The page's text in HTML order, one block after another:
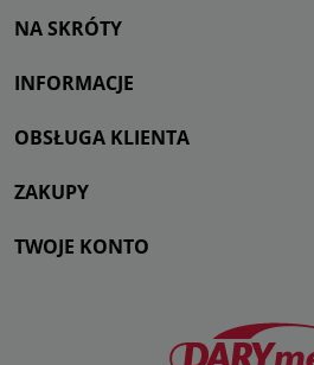
NA SKRÓTY
INFORMACJE
OBSŁUGA KLIENTA
ZAKUPY
TWOJE KONTO